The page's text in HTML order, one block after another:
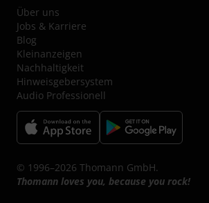
Über uns
Jobs & Karriere
Blog
Kleinanzeigen
Nachhaltigkeit
Hinweisgebersystem
Audio Professionell
© 1996–2026 Thomann GmbH.
Thomann loves you, because you rock!